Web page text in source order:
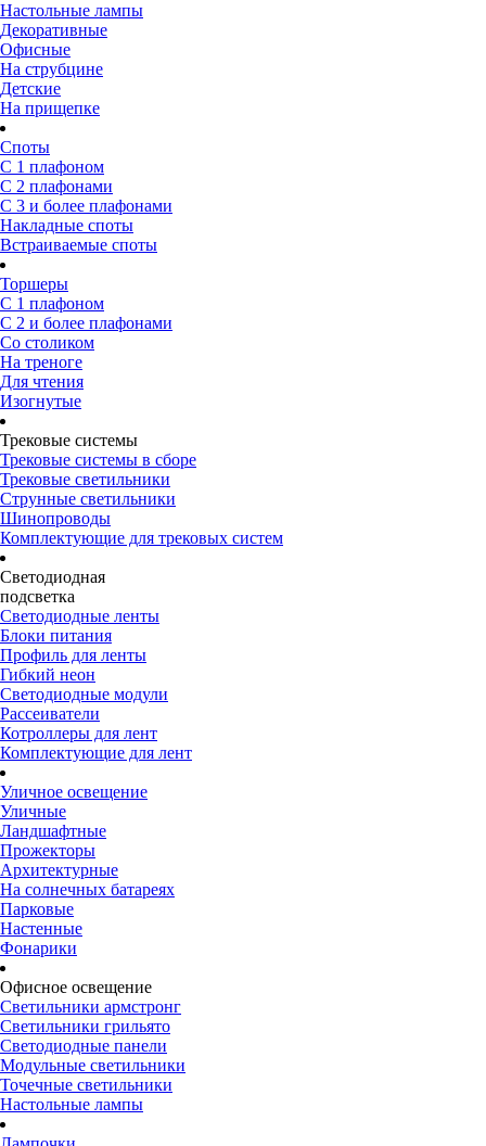
Настольные лампы
Декоративные
Офисные
На струбцине
Детские
На прищепке
Споты
С 1 плафоном
С 2 плафонами
С 3 и более плафонами
Накладные споты
Встраиваемые споты
Торшеры
С 1 плафоном
С 2 и более плафонами
Со столиком
На треноге
Для чтения
Изогнутые
Трековые системы
Трековые системы в сборе
Трековые светильники
Струнные светильники
Шинопроводы
Комплектующие для трековых систем
Светодиодная
подсветка
Светодиодные ленты
Блоки питания
Профиль для ленты
Гибкий неон
Светодиодные модули
Рассеиватели
Котроллеры для лент
Комплектующие для лент
Уличное освещение
Уличные
Ландшафтные
Прожекторы
Архитектурные
На солнечных батареях
Парковые
Настенные
Фонарики
Офисное освещение
Светильники армстронг
Светильники грильято
Светодиодные панели
Модульные светильники
Точечные светильники
Настольные лампы